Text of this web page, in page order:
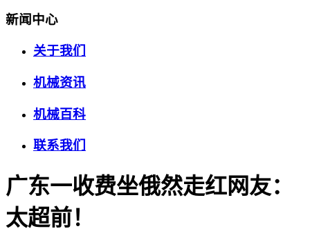
新闻中心
关于我们
机械资讯
机械百科
联系我们
广东一收费坐俄然走红网友：
太超前！